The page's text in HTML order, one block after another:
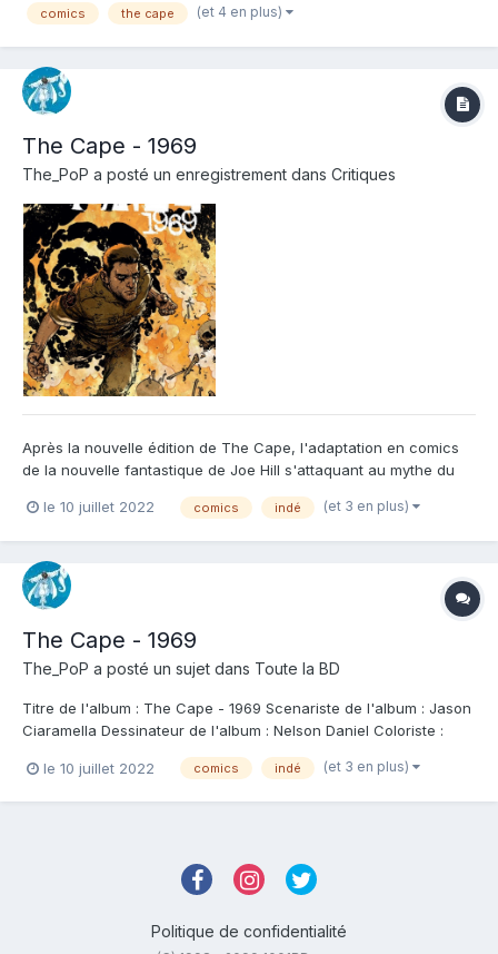
l'anti-héros découvert dans The Cape...
comics the cape (et 4 en plus)
The Cape - 1969
The_PoP a posté un enregistrement dans Critiques
Après la nouvelle édition de The Cape, l'adaptation en comics
de la nouvelle fantastique de Joe Hill s'attaquant au mythe du
Cape sur les origines de la nouvelle principale. On plongera
le 10 juillet 2022 comics indé (et 3 en plus)
The Cape - 1969
The_PoP a posté un sujet dans Toute la BD
Titre de l'album : The Cape - 1969 Scenariste de l'album : Jason
Ciaramella Dessinateur de l'album : Nelson Daniel Coloriste :
l'album : Découvrez les événements fondateurs de The Cape, le
le 10 juillet 2022 comics indé (et 3 en plus)
Politique de confidentialité